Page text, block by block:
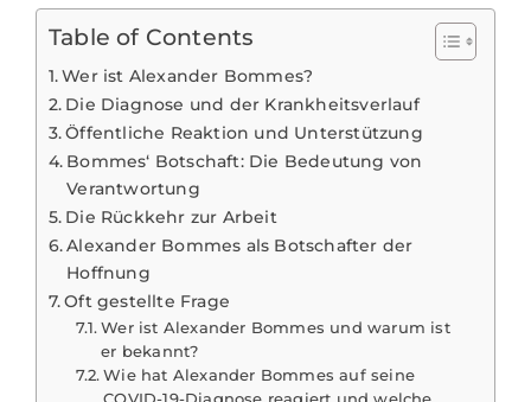
Table of Contents
Wer ist Alexander Bommes?
Die Diagnose und der Krankheitsverlauf
Öffentliche Reaktion und Unterstützung
Bommes‘ Botschaft: Die Bedeutung von
Verantwortung
Die Rückkehr zur Arbeit
Alexander Bommes als Botschafter der
Hoffnung
Oft gestellte Frage
Wer ist Alexander Bommes und warum ist
er bekannt?
Wie hat Alexander Bommes auf seine